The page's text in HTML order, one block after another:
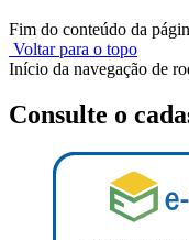
Fim do conteúdo da
Voltar para o topo
Início da navegação de
Consulte o